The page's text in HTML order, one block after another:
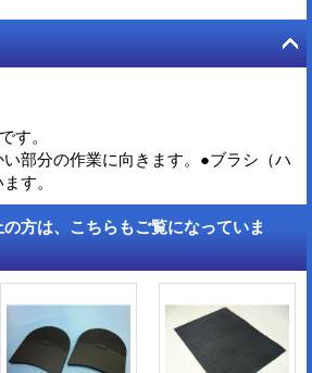
す。
部分の作業に向きます。●ブラシ（ハ
す。
は、こちらもご覧になっていま